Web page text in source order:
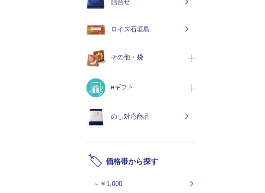
詰合せ
ロイズ石垣島
その他・袋
eギフト
のし対応商品
価格帯から探す
～￥1,000